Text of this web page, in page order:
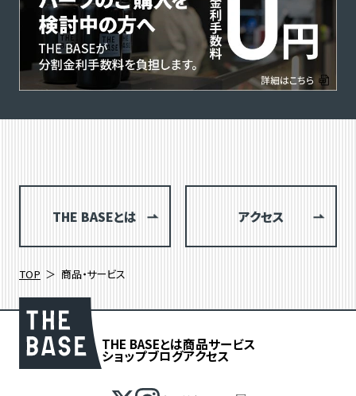
THE BASEとは アクセス
TOP 商品・サービス
THE BASEとは商品サービス
ショップブログアクセス